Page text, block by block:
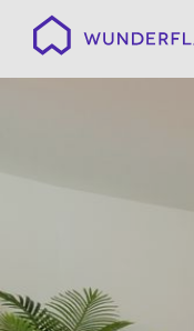
Wunderflats